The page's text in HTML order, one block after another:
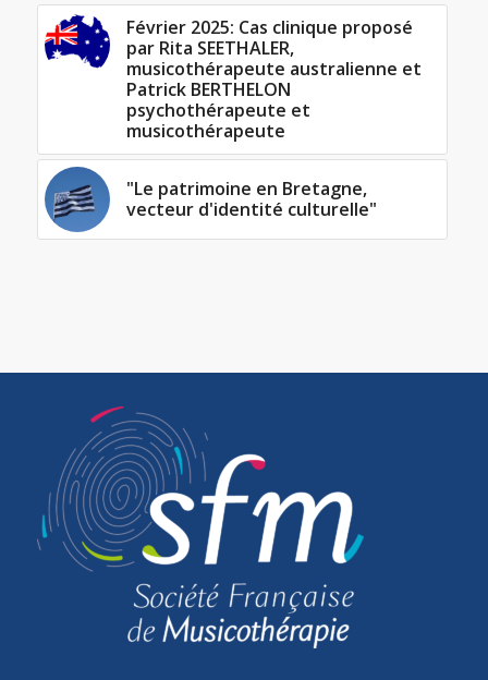
Février 2025: Cas clinique proposé
par Rita SEETHALER,
musicothérapeute australienne et
Patrick BERTHELON
psychothérapeute et
musicothérapeute
"Le patrimoine en Bretagne,
vecteur d'identité culturelle"